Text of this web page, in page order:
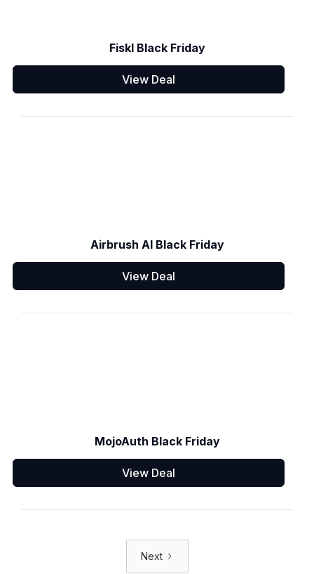
Fiskl Black Friday
View Deal
Airbrush AI Black Friday
View Deal
MojoAuth Black Friday
View Deal
Next